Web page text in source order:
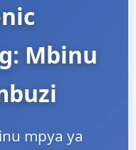
Mbinu
mpya ya